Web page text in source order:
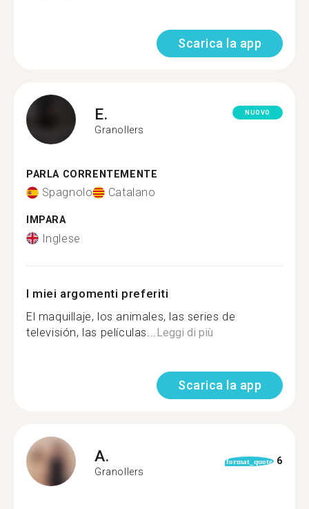
Scarica la app
E.
Granollers
NUOVO
PARLA CORRENTEMENTE
Spagnolo Catalano
IMPARA
Inglese
I miei argomenti preferiti
El maquillaje, los animales, las series de
televisión, las películas... Leggi di più
Scarica la app
A.
Granollers
format_quote 6